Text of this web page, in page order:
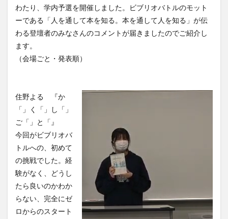
わたり、学内予選を開催しました。ビブリオバトルのモット
ーである「人を通して本を知る。本を通して人を知る」が伝
わる登壇者のみなさんのコメントが届きましたのでご紹介し
ます。
（会場ごと・発表順）
住野よる 『か
「」く「」し「」
ご「」と「』
今回がビブリオバ
トルへの、初めて
の挑戦でした。経
験がなく、どうし
たら良いのかわか
らない、完全にゼ
ロからのスタート